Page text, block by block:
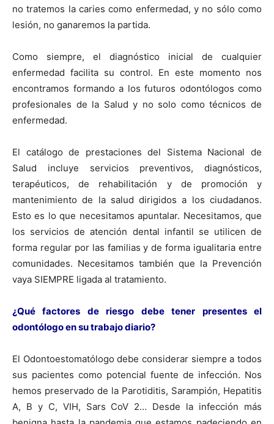
no tratemos la caries como enfermedad, y no sólo como
lesión, no ganaremos la partida.
Como siempre, el diagnóstico inicial de cualquier
enfermedad facilita su control. En este momento nos
encontramos formando a los futuros odontólogos como
profesionales de la Salud y no solo como técnicos de
enfermedad.
El catálogo de prestaciones del Sistema Nacional de
Salud incluye servicios preventivos, diagnósticos,
terapéuticos, de rehabilitación y de promoción y
mantenimiento de la salud dirigidos a los ciudadanos.
Esto es lo que necesitamos apuntalar. Necesitamos, que
los servicios de atención dental infantil se utilicen de
forma regular por las familias y de forma igualitaria entre
comunidades. Necesitamos también que la Prevención
vaya SIEMPRE ligada al tratamiento.
¿Qué factores de riesgo debe tener presentes el
odontólogo en su trabajo diario?
El Odontoestomatólogo debe considerar siempre a todos
sus pacientes como potencial fuente de infección. Nos
hemos preservado de la Parotiditis, Sarampión, Hepatitis
A, B y C, VIH, Sars CoV 2… Desde la infección más